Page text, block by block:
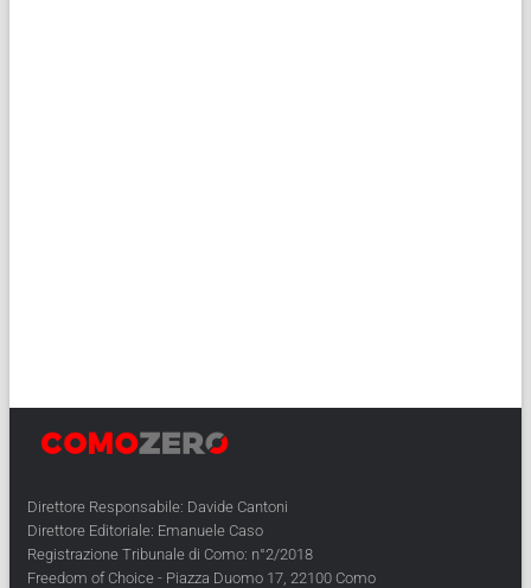
Direttore Responsabile: Davide Cantoni
Direttore Editoriale: Emanuele Caso
Registrazione Tribunale di Como: n°2/2018
Freedom of Choice - Piazza Duomo 17, 22100 Como